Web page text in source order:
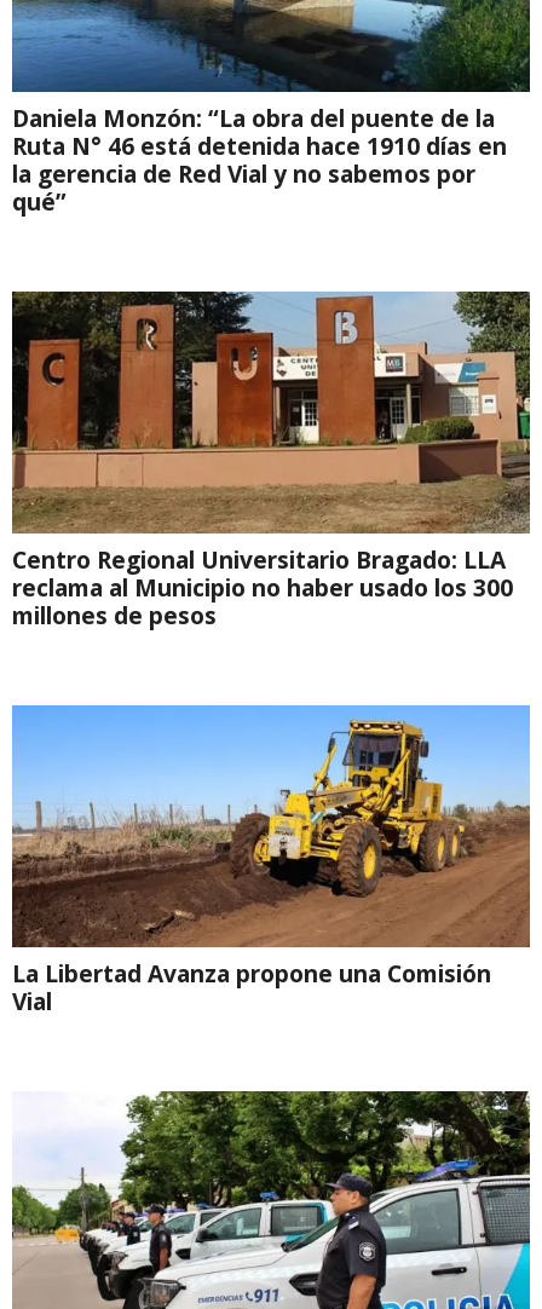
Daniela Monzón: “La obra del puente de la
Ruta N° 46 está detenida hace 1910 días en
la gerencia de Red Vial y no sabemos por
qué”
Centro Regional Universitario Bragado: LLA
reclama al Municipio no haber usado los 300
millones de pesos
La Libertad Avanza propone una Comisión
Vial